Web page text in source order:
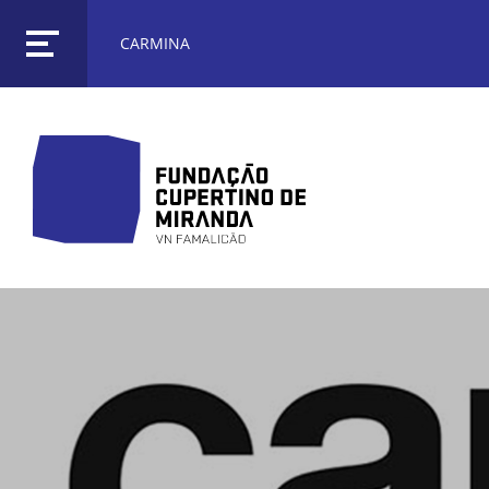
CARMINA